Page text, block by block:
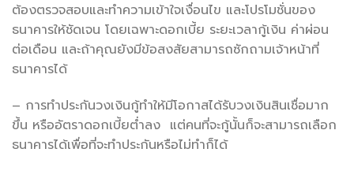
ต้องตรวจสอบและทำความเข้าใจเงื่อนไข และโปรโมชั่นของ
ธนาคารให้ชัดเจน โดยเฉพาะดอกเบี้ย ระยะเวลากู้เงิน ค่าผ่อน
ต่อเดือน และถ้าคุณยังมีข้อสงสัยสามารถซักถามเจ้าหน้าที่
ธนาคารได้
– การทำประกันวงเงินกู้ทำให้มีโอกาสได้รับวงเงินสินเชื่อมาก
ขึ้น หรืออัตราดอกเบี้ยต่ำลง แต่คนที่จะกู้นั้นก็จะสามารถเลือก
ธนาคารได้เพื่อที่จะทำประกันหรือไม่ทำก็ได้